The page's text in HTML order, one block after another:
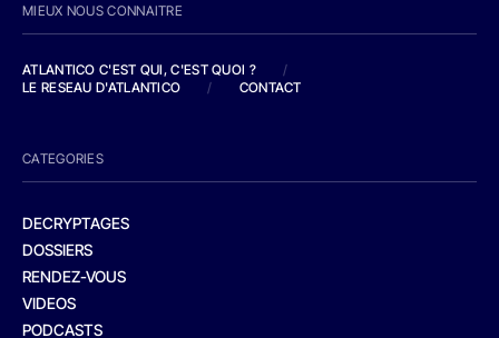
MIEUX NOUS CONNAITRE
ATLANTICO C'EST QUI, C'EST QUOI ?
/
LE RESEAU D'ATLANTICO
/ CONTACT
CATEGORIES
DECRYPTAGES
DOSSIERS
RENDEZ-VOUS
VIDEOS
PODCASTS